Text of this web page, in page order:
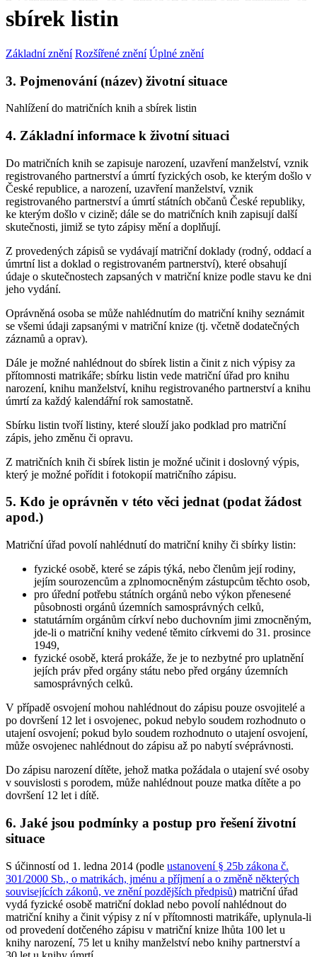
sbírek listin
Základní znění Rozšířené znění Úplné znění
3. Pojmenování (název) životní situace
Nahlížení do matričních knih a sbírek listin
4. Základní informace k životní situaci
Do matričních knih se zapisuje narození, uzavření manželství, vznik
registrovaného partnerství a úmrtí fyzických osob, ke kterým došlo v
České republice, a narození, uzavření manželství, vznik
registrovaného partnerství a úmrtí státních občanů České republiky,
ke kterým došlo v cizině; dále se do matričních knih zapisují další
skutečnosti, jimiž se tyto zápisy mění a doplňují.
Z provedených zápisů se vydávají matriční doklady (rodný, oddací a
úmrtní list a doklad o registrovaném partnerství), které obsahují
údaje o skutečnostech zapsaných v matriční knize podle stavu ke dni
jeho vydání.
Oprávněná osoba se může nahlédnutím do matriční knihy seznámit
se všemi údaji zapsanými v matriční knize (tj. včetně dodatečných
záznamů a oprav).
Dále je možné nahlédnout do sbírek listin a činit z nich výpisy za
přítomnosti matrikáře; sbírku listin vede matriční úřad pro knihu
narození, knihu manželství, knihu registrovaného partnerství a knihu
úmrtí za každý kalendářní rok samostatně.
Sbírku listin tvoří listiny, které slouží jako podklad pro matriční
zápis, jeho změnu či opravu.
Z matričních knih či sbírek listin je možné učinit i doslovný výpis,
který je možné pořídit i fotokopií matričního zápisu.
5. Kdo je oprávněn v této věci jednat (podat žádost
apod.)
Matriční úřad povolí nahlédnutí do matriční knihy či sbírky listin:
fyzické osobě, které se zápis týká, nebo členům její rodiny,
jejím sourozencům a zplnomocněným zástupcům těchto osob,
pro úřední potřebu státních orgánů nebo výkon přenesené
působnosti orgánů územních samosprávných celků,
statutárním orgánům církví nebo duchovním jimi zmocněným,
jde-li o matriční knihy vedené těmito církvemi do 31. prosince
1949,
fyzické osobě, která prokáže, že je to nezbytné pro uplatnění
jejích práv před orgány státu nebo před orgány územních
samosprávných celků.
V případě osvojení mohou nahlédnout do zápisu pouze osvojitelé a
po dovršení 12 let i osvojenec, pokud nebylo soudem rozhodnuto o
utajení osvojení; pokud bylo soudem rozhodnuto o utajení osvojení,
může osvojenec nahlédnout do zápisu až po nabytí svéprávnosti.
Do zápisu narození dítěte, jehož matka požádala o utajení své osoby
v souvislosti s porodem, může nahlédnout pouze matka dítěte a po
dovršení 12 let i dítě.
6. Jaké jsou podmínky a postup pro řešení životní
situace
S účinností od 1. ledna 2014 (podle ustanovení § 25b zákona č.
301/2000 Sb., o matrikách, jménu a příjmení a o změně některých
souvisejících zákonů, ve znění pozdějších předpisů) matriční úřad
vydá fyzické osobě matriční doklad nebo povolí nahlédnout do
matriční knihy a činit výpisy z ní v přítomnosti matrikáře, uplynula-li
od provedení dotčeného zápisu v matriční knize lhůta 100 let u
knihy narození, 75 let u knihy manželství nebo knihy partnerství a